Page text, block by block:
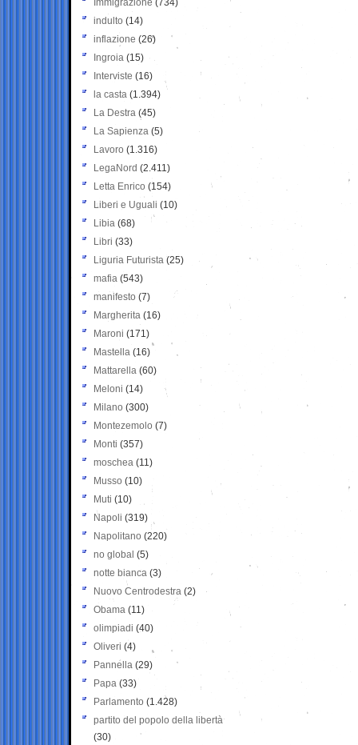
Immigrazione (734)
indulto (14)
inflazione (26)
Ingroia (15)
Interviste (16)
la casta (1.394)
La Destra (45)
La Sapienza (5)
Lavoro (1.316)
LegaNord (2.411)
Letta Enrico (154)
Liberi e Uguali (10)
Libia (68)
Libri (33)
Liguria Futurista (25)
mafia (543)
manifesto (7)
Margherita (16)
Maroni (171)
Mastella (16)
Mattarella (60)
Meloni (14)
Milano (300)
Montezemolo (7)
Monti (357)
moschea (11)
Musso (10)
Muti (10)
Napoli (319)
Napolitano (220)
no global (5)
notte bianca (3)
Nuovo Centrodestra (2)
Obama (11)
olimpiadi (40)
Oliveri (4)
Pannella (29)
Papa (33)
Parlamento (1.428)
partito del popolo della libertà
(30)